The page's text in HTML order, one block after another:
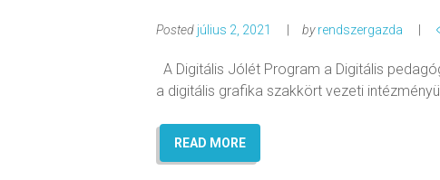
Posted július 2, 2021 byrendszergazda
A Digitális Jólét Program a Digitális
a digitális grafika szakkört vezeti
READ MORE